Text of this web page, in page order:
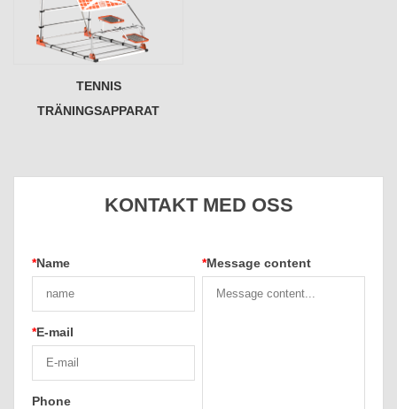
TENNIS
TRÄNINGSAPPARAT
KONTAKT MED OSS
*Name
*E-mail
Phone
*Message content